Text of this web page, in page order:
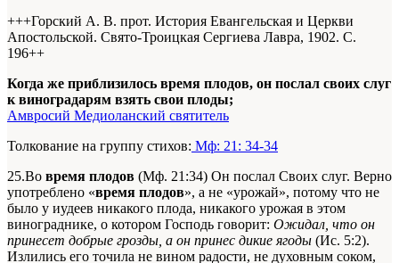
+++Горский А. В. прот. История Евангельская и Церкви
Апостольской. Свято-Троицкая Сергиева Лавра, 1902. С.
196++
Когда же приблизилось время плодов, он послал своих слуг
к виноградарям взять свои плоды;
Амвросий Медиоланский святитель
Толкование на группу стихов: Мф: 21: 34-34
25.Во время плодов (Мф. 21:34) Он послал Своих слуг. Верно
употреблено «время плодов», а не «урожай», потому что не
было у иудеев никакого плода, никакого урожая в этом
винограднике, о котором Господь говорит: Ожидал, что он
принесет добрые грозды, а он принес дикие ягоды (Ис. 5:2).
Излились его точила не вином радости, не духовным соком,